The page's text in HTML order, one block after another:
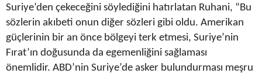
Suriye’den çekeceğini söylediğini hatırlatan Ruhani, “Bu
sözlerin akıbeti onun diğer sözleri gibi oldu. Amerikan
güçlerinin bir an önce bölgeyi terk etmesi, Suriye’nin
Fırat’ın doğusunda da egemenliğini sağlaması
önemlidir. ABD’nin Suriye’de asker bulundurması meşru